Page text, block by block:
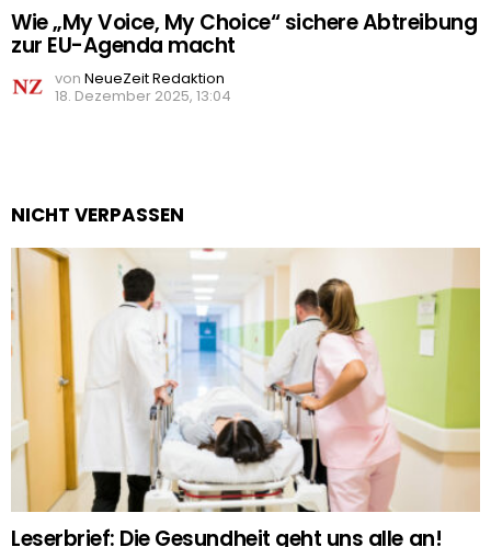
Wie „My Voice, My Choice“ sichere Abtreibung
zur EU-Agenda macht
von NeueZeit Redaktion
18. Dezember 2025, 13:04
NICHT VERPASSEN
Leserbrief: Die Gesundheit geht uns alle an!